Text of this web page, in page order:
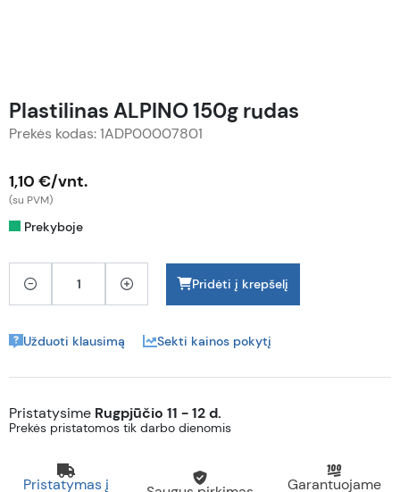
Plastilinas ALPINO 150g rudas
Prekės kodas: 1ADP00007801
1,10 €/vnt.
(su PVM)
Prekyboje
Pridėti į krepšelį
Užduoti klausimą Sekti kainos pokytį
Pristatysime Rugpjūčio 11 - 12 d.
Prekės pristatomos tik darbo dienomis
Pristatymas į Garantuojame